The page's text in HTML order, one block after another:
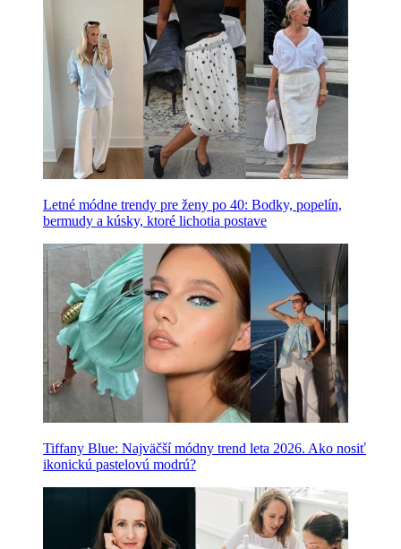
Letné módne trendy pre ženy po 40: Bodky, popelín,
bermudy a kúsky, ktoré lichotia postave
Tiffany Blue: Najväčší módny trend leta 2026. Ako nosiť
ikonickú pastelovú modrú?